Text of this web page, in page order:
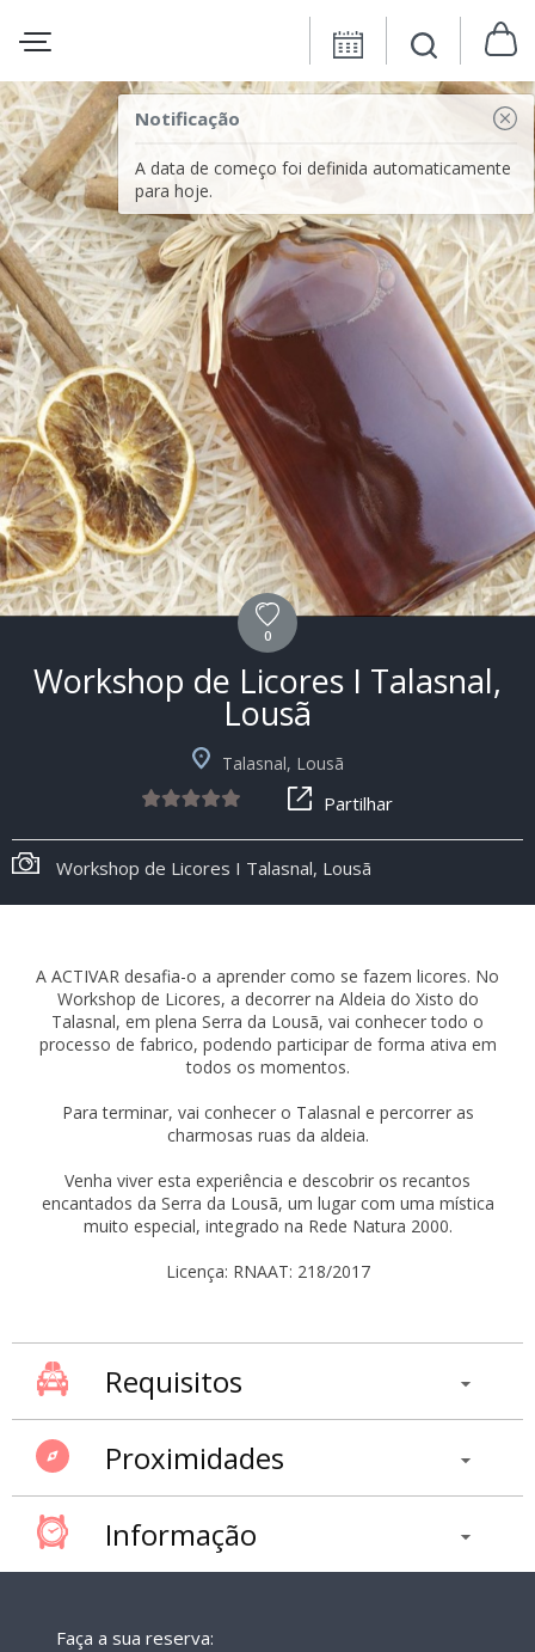
Notificação
A data de começo foi definida automaticamente
para hoje.
0
Workshop de Licores I Talasnal,
Lousã
Talasnal, Lousã
Partilhar
Workshop de Licores I Talasnal, Lousã
A ACTIVAR desafia-o a aprender como se fazem licores. No
Workshop de Licores, a decorrer na Aldeia do Xisto do
Talasnal, em plena Serra da Lousã, vai conhecer todo o
processo de fabrico, podendo participar de forma ativa em
todos os momentos.
Para terminar, vai conhecer o Talasnal e percorrer as
charmosas ruas da aldeia.
Venha viver esta experiência e descobrir os recantos
encantados da Serra da Lousã, um lugar com uma mística
muito especial, integrado na Rede Natura 2000.
Licença: RNAAT: 218/2017
Requisitos
Proximidades
Informação
Faça a sua reserva: